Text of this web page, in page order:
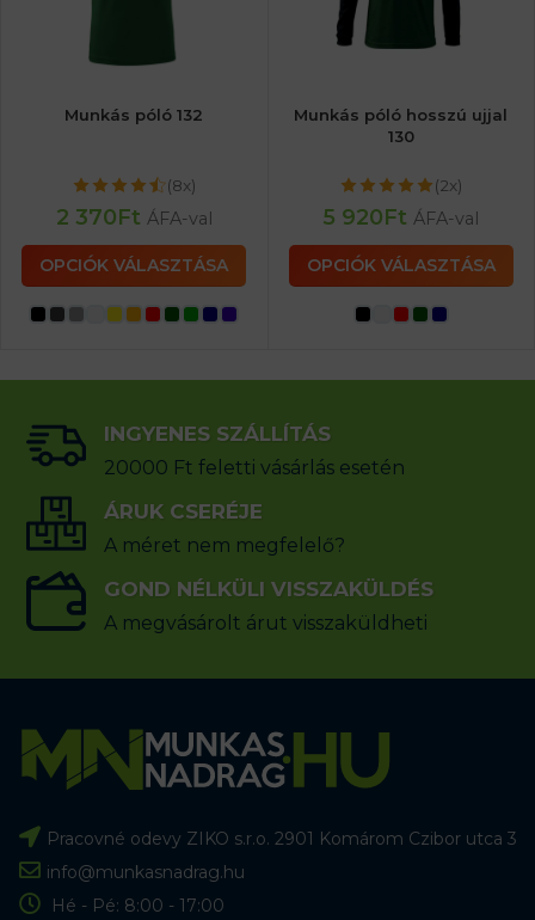
Munkás póló 132
(8x)
2 370Ft ÁFA-val
OPCIÓK VÁLASZTÁSA
Munkás póló hosszú ujjal
130
(2x)
5 920Ft ÁFA-val
OPCIÓK VÁLASZTÁSA
INGYENES SZÁLLÍTÁS
20000 Ft feletti vásárlás esetén
ÁRUK CSERÉJE
A méret nem megfelelő?
GOND NÉLKÜLI VISSZAKÜLDÉS
A megvásárolt árut visszaküldheti
Pracovné odevy ZIKO s.r.o. 2901 Komárom Czibor utca 3
info@munkasnadrag.hu
Hé - Pé: 8:00 - 17:00